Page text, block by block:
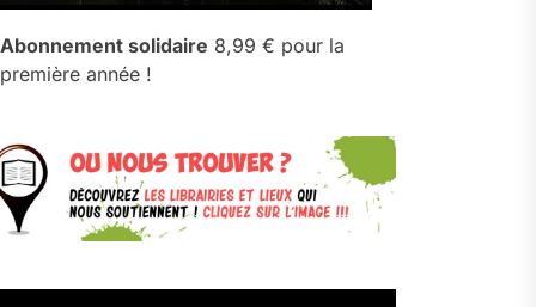
Abonnement solidaire 8,99 € pour la
première année !